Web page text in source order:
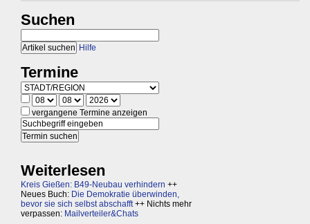
Suchen
Hilfe
Termine
vergangene Termine anzeigen
Weiterlesen
Kreis Gießen: B49-Neubau verhindern ++
Neues Buch: Die Demokratie überwinden,
bevor sie sich selbst abschafft++ Nichts mehr
verpassen: Mailverteiler&Chats